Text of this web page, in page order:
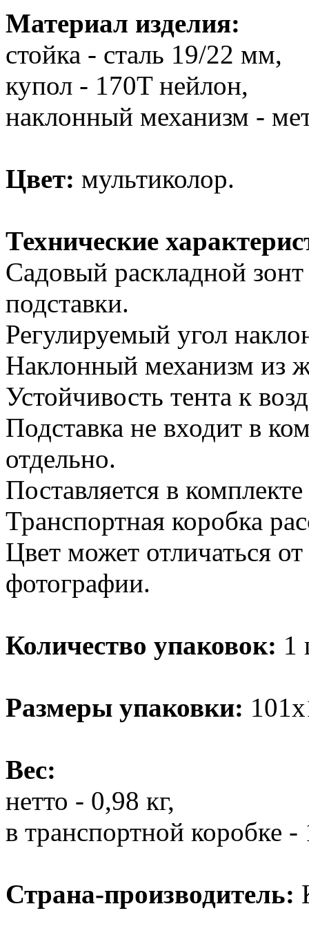
Материал изделия:
стойка - сталь 19/22 мм,
купол - 170T нейлон,
наклонный механизм -
Цвет: мультиколор.
Технические
Садовый раскладной
подставки.
Регулируемый угол
Наклонный механизм из
Устойчивость тента к
Подставка не входит в
отдельно.
Поставляется в
Транспортная коробка
Цвет может отличаться
фотографии.
Количество упаковок: 1
Размеры упаковки:
Вес:
нетто - 0,98 кг,
в транспортной коробке
Страна-производитель: